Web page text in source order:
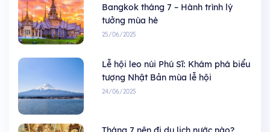
Bangkok tháng 7 – Hành trình lý
tưởng mùa hè
25/06/2025
Lễ hội leo núi Phú Sĩ: Khám phá biểu
tượng Nhật Bản mùa lễ hội
24/06/2025